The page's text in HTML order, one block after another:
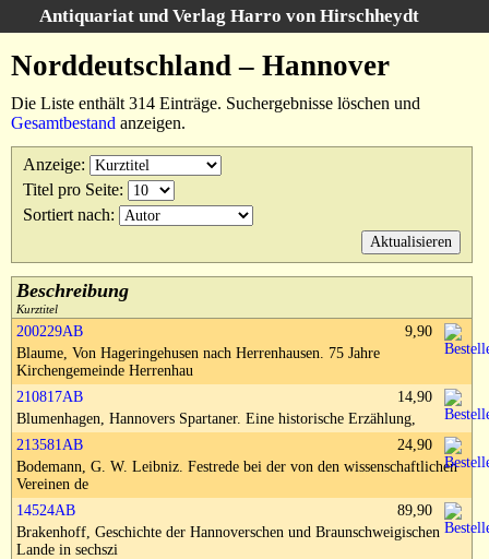
Antiquariat und Verlag Harro von Hirschheydt
Unsere Bücher
Suche
Gebiete
Suchergebnisse
Warenkorb
Kataloge
Über uns
AGB
Widerruf
Datenschutz
Versand&Zahlung
Impressum
Norddeutschland – Hannover
Die Liste enthält 314 Einträge. Suchergebnisse löschen und
Gesamtbestand anzeigen.
Anzeige:
Titel pro Seite:
Sortiert nach:
Beschreibung
Kurztitel
200229AB
Blaume, Von Hageringehusen nach Herrenhausen. 75 Jahre
Kirchengemeinde Herrenhau
9,90
210817AB
Blumenhagen, Hannovers Spartaner. Eine historische Erzählung,
14,90
213581AB
Bodemann, G. W. Leibniz. Festrede bei der von den wissenschaftlichen
Vereinen de
24,90
14524AB
Brakenhoff, Geschichte der Hannoverschen und Braunschweigischen
Lande in sechszi
89,90